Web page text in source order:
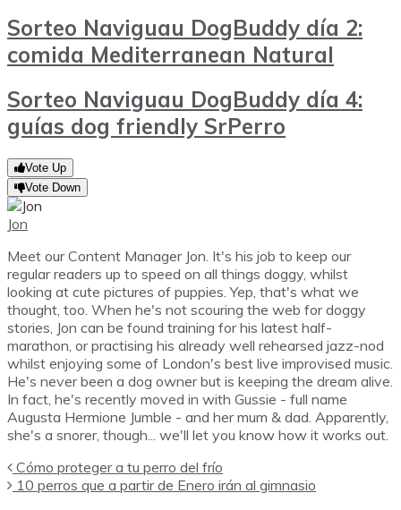
Sorteo Naviguau DogBuddy día 2:
comida Mediterranean Natural
Sorteo Naviguau DogBuddy día 4:
guías dog friendly SrPerro
Vote Up
Vote Down
Jon
Meet our Content Manager Jon. It's his job to keep our
regular readers up to speed on all things doggy, whilst
looking at cute pictures of puppies. Yep, that's what we
thought, too. When he's not scouring the web for doggy
stories, Jon can be found training for his latest half-
marathon, or practising his already well rehearsed jazz-nod
whilst enjoying some of London's best live improvised music.
He's never been a dog owner but is keeping the dream alive.
In fact, he's recently moved in with Gussie - full name
Augusta Hermione Jumble - and her mum & dad. Apparently,
she's a snorer, though... we'll let you know how it works out.
Cómo proteger a tu perro del frío
10 perros que a partir de Enero irán al gimnasio